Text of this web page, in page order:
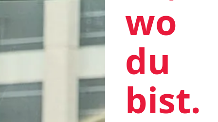
wo
du
bist.